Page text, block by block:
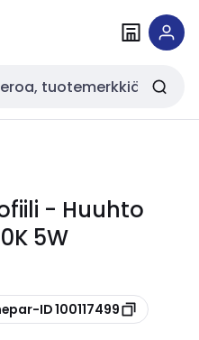
- Huuhto
5W
ID 100117499